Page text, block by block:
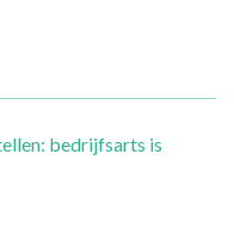
bedrijfsarts is